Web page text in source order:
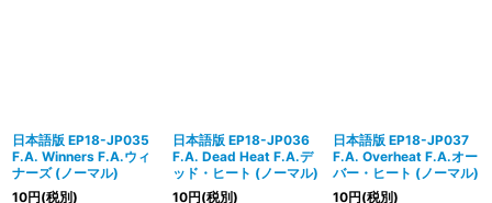
日本語版 EP18-JP035
F.A. Winners F.A.ウィ
ナーズ (ノーマル)
10円(税別)
日本語版 EP18-JP036
F.A. Dead Heat F.A.デ
ッド・ヒート (ノーマル)
10円(税別)
日本語版 EP18-JP037
F.A. Overheat F.A.オー
バー・ヒート (ノーマル)
10円(税別)